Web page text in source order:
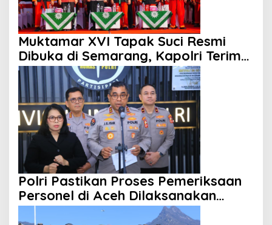
Muktamar XVI Tapak Suci Resmi
Dibuka di Semarang, Kapolri Terima
Anugerah Anggota Kehormatan
Polri Pastikan Proses Pemeriksaan
Personel di Aceh Dilaksanakan
Secara Profesional dan Transparan